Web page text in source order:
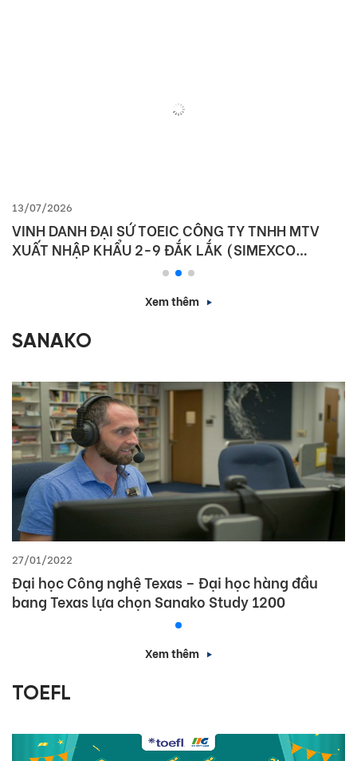
13/07/2026
VINH DANH ĐẠI SỨ TOEIC CÔNG TY TNHH MTV
XUẤT NHẬP KHẨU 2-9 ĐẮK LẮK (SIMEXCO
Xem thêm
SANAKO
27/01/2022
Đại học Công nghệ Texas – Đại học hàng đầu
bang Texas lựa chọn Sanako Study 1200
Xem thêm
TOEFL